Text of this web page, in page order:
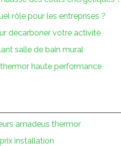
rôle pour les entreprises ?
décarboner votre activité
salle de bain mural
haute performance
amadeus thermor
installation